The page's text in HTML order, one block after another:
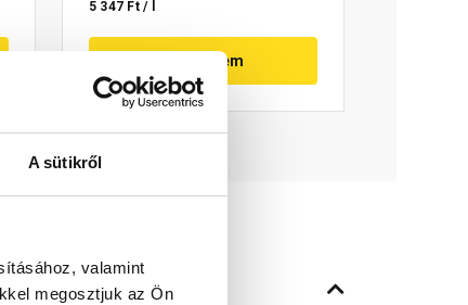
A sütikről
valamint
megosztjuk az Ön
5 347 Ft / l
Megnézem